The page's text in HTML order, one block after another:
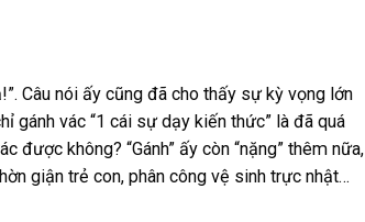
Câu nói ấy cũng đã cho thấy sự kỳ vọng lớn
gánh vác “1 cái sự dạy kiến thức” là đã quá
được không? “Gánh” ấy còn “nặng” thêm nữa,
giận trẻ con, phân công vệ sinh trực nhật…